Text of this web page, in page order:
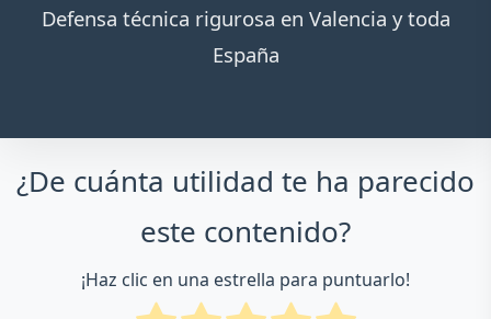
Defensa técnica rigurosa en Valencia y toda
España
¿De cuánta utilidad te ha parecido
este contenido?
¡Haz clic en una estrella para puntuarlo!